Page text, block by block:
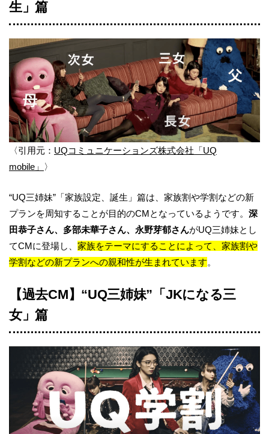
生」篇
〈引用元： UQコミュニケーションズ株式会社「UQ
mobile」
〉
“UQ三姉妹”「家族設定、誕生」篇は、家族割や学割などの新
プランを周知することが目的のCMとなっているようです。 深
田恭子さん、多部未華子さん、永野芽郁さんがUQ三姉妹とし
てCMに登場し、 家族をテーマにすることによって、家族割や
学割などの新プランへの親和性が生まれています。
【過去CM】“UQ三姉妹”「JKになる三
女」篇